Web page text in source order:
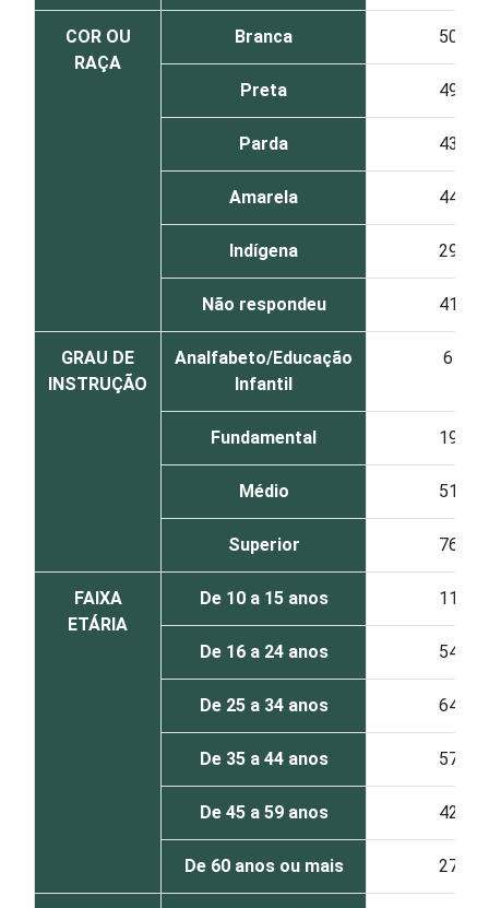
COR OU
RAÇA
Branca 50
Preta 49
Parda 43
Amarela 44
Indígena 29
Não respondeu 41
GRAU DE
INSTRUÇÃO
Analfabeto/Educação
Infantil
6
Fundamental 19
Médio 51
Superior 76
FAIXA
ETÁRIA
De 10 a 15 anos 11
De 16 a 24 anos 54
De 25 a 34 anos 64
De 35 a 44 anos 57
De 45 a 59 anos 42
De 60 anos ou mais 27